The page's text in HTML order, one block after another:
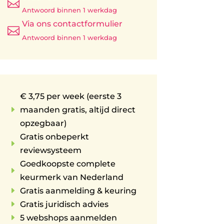

Antwoord binnen 1 werkdag

Via ons contactformulier
Antwoord binnen 1 werkdag
E
€ 3,75 per week (eerste 3
maanden gratis, altijd direct
opzegbaar)
E
Gratis onbeperkt
reviewsysteem
E
Goedkoopste complete
keurmerk van Nederland
E Gratis aanmelding & keuring
E Gratis juridisch advies
E 5 webshops aanmelden